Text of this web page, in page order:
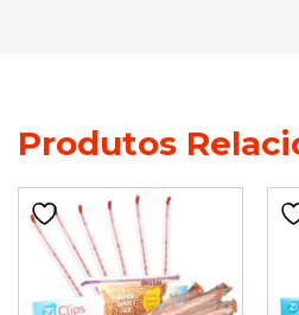
Produtos